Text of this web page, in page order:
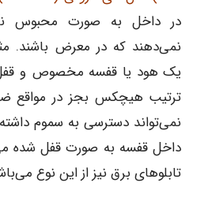
در داخل به صورت محبوس
نمی‌دهند که در معرض باشند.
یک هود یا قفسه مخصوص و
ترتیب هیچکس بجز در مواقع
نمی‌تواند دسترسی به سموم
داخل قفسه به صورت قفل شده
تابلوهای برق نیز از این نوع